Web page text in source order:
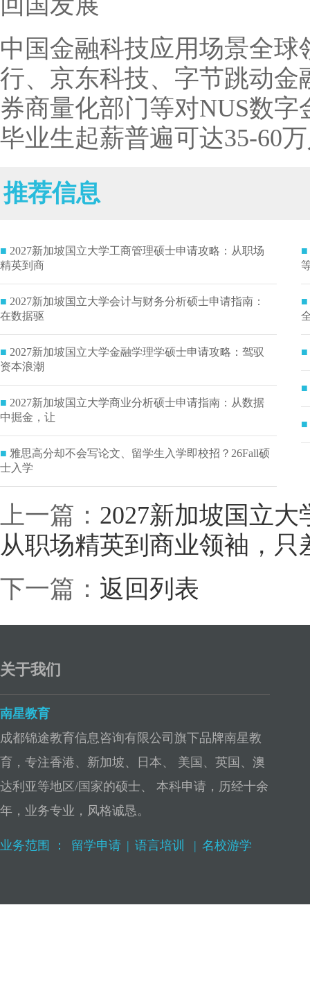
中国金融科技应用场景全
行、京东科技、字节跳动
券商量化部门等对NUS数
毕业生起薪普遍可达35-60
推荐信息
■ 2027新加坡国立大学工商管理硕士申请攻略：从职场
精英到商
■ 2027新加坡国立大学会计与财务分析硕士申请指南：
在数据驱
■ 2027新加坡国立大学金融学理学硕士申请攻略：驾驭
资本浪潮
■ 2027新加坡国立大学商业分析硕士申请指南：从数据
中掘金，让
■ 雅思高分却不会写论文、留学生入学即校招？26Fall硕
士入学
■
■
■
■
■
上一篇： 2027新加坡国立
从职场精英到商业领袖，
下一篇： 返回列表
关于我们
南星教育
成都锦途教育信息咨询有限公司旗下品牌南星教
育，专注香港、新加坡、日本、 美国、英国、澳
达利亚等地区/国家的硕士、 本科申请，历经十余
年，业务专业，风格诚恳。
业务范围 ： 留学申请 | 语言培训 | 名校游学